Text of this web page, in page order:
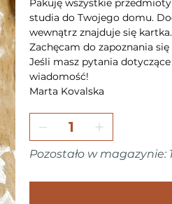
Pakuję wszystkie
studia do Twojego domu.
wewnątrz znajduje się kartka.
Zachęcam do zapoznania
Jeśli masz pytania
wiadomość!
Marta Kovalska
Pozostało w magazynie: